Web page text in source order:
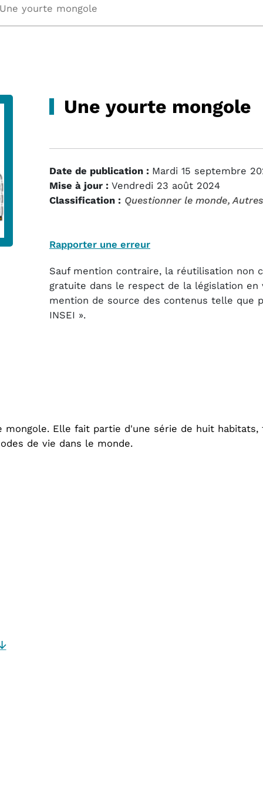
Une yourte mongole
Une yourte mongole
Date de publication : Mardi 15 septembre
Mise à jour : Vendredi 23 août 2024
Classification : Questionner le monde,
Rapporter une erreur
Sauf mention contraire, la réutilisation non
gratuite dans le respect de la législation
mention de source des contenus telle que
INSEI ».
Elle fait partie d'une série de huit habitats,
de vie dans le monde.